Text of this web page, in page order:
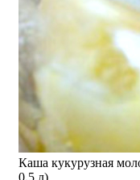
Каша кукурузная
0.5 л)